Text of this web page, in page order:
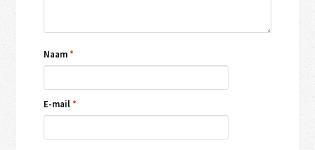
Naam*
E-mail*